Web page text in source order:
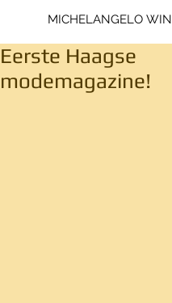
MICHELANGELO
MICHELANGELO
Eerste Haagse
modemagazine!